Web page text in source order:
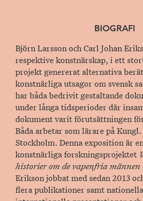
BIOGRAFI
Björn Larsson och Carl Johan
respektive konstnärskap, i ett
projekt genererat alternativa
konstnärliga utsagor om svensk
har båda bedrivit gestaltande
under långa tidsperioder där
dokument varit förutsättningen
Båda arbetar som lärare på
Stockholm. Denna exposition är
konstnärliga forskningsprojektet
historier om de vapenfria männen
Erikson jobbat med sedan 2013
flera publikationer samt